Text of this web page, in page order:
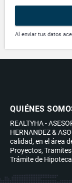
Al enviar tus datos
QUIÉNES
REALTYHA -
HERNANDEZ &
calidad, en el área
Proyectos,
Trámite de